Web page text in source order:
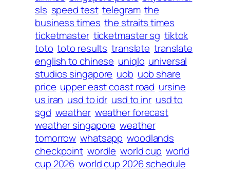
sls speed test telegram the
business times the straits times
ticketmaster ticketmaster sg tiktok
toto toto results translate translate
english to chinese uniqlo universal
studios singapore uob uob share
price upper east coast road ursine
us iran usd to idr usd to inr usd to
sgd weather weather forecast
weather singapore weather
tomorrow whatsapp woodlands
checkpoint wordle world cup world
cup 2026 world cup 2026 schedule